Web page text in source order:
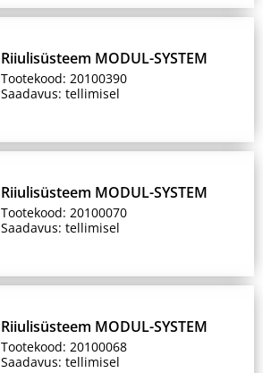
Riiulisüsteem MODUL-SYSTEM
Tootekood: 20100390
Saadavus: tellimisel
Riiulisüsteem MODUL-SYSTEM
Tootekood: 20100070
Saadavus: tellimisel
Riiulisüsteem MODUL-SYSTEM
Tootekood: 20100068
Saadavus: tellimisel